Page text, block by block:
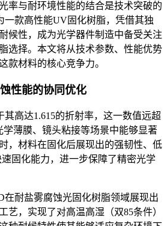
率与耐环境性能的结合是技术突破的
一款高性能UV固化树脂，凭借其独
候性，成为光学器件制造中备受关注
选择。本文将从技术参数、性能优势
款材料的核心竞争力。
性能的协同优化
其高达1.615的折射率，这一数值远超
薄膜、镜头粘接等场景中能够显著
，材料在固化后展现出的强韧性、低
固化能力，进一步保障了精密光学
在耐盐雾腐蚀光固化树脂领域展现出
艺，实现了对高温高湿（双85条件）